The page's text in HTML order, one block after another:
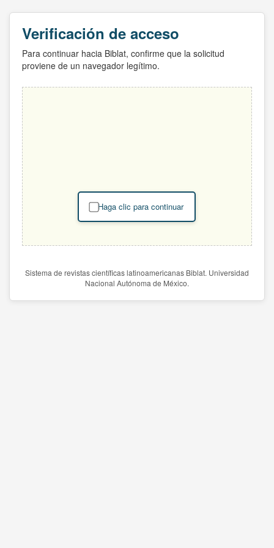
Verificación de acceso
Para continuar hacia Biblat, confirme que la solicitud
proviene de un navegador legítimo.
Haga clic para continuar
Sistema de revistas científicas latinoamericanas Biblat. Universidad
Nacional Autónoma de México.